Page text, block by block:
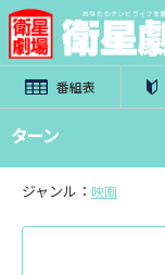
番組表
ターン
ジャンル： 映画